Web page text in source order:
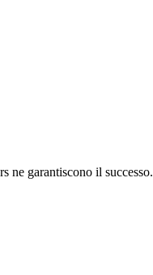
ne garantiscono il successo.